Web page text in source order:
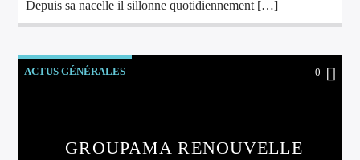
Depuis sa nacelle il sillonne quotidiennement […]
ACTUS GÉNÉRALES 0
GROUPAMA RENOUVELLE